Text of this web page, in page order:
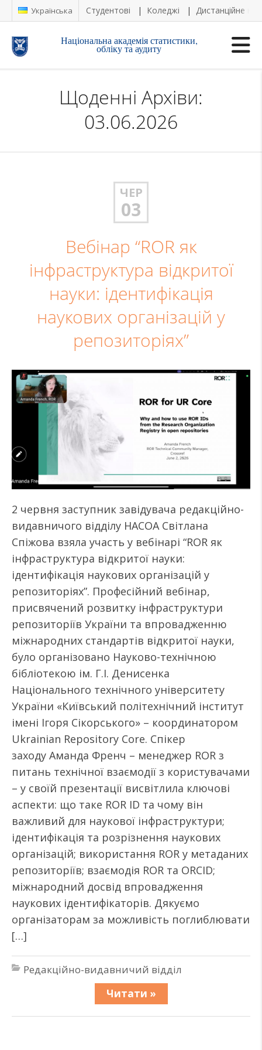
Українська Студентові Коледжі Дистанційне
Національна академія статистики,
обліку та аудиту
Щоденні Архіви:
03.06.2026
ЧЕР
03
Вебінар “ROR як
інфраструктура відкритої
науки: ідентифікація
наукових організацій у
репозиторіях”
2 червня заступник завідувача редакційно-
видавничого відділу НАСОА Світлана
Спіжова взяла участь у вебінарі “ROR як
інфраструктура відкритої науки:
ідентифікація наукових організацій у
репозиторіях”. Професійний вебінар,
присвячений розвитку інфраструктури
репозиторіїв України та впровадженню
міжнародних стандартів відкритої науки,
було організовано Науково-технічною
бібліотекою ім. Г.І. Денисенка
Національного технічного університету
України «Київський політехнічний інститут
імені Ігоря Сікорського» – координатором
Ukrainian Repository Core. Спікер
заходу Аманда Френч – менеджер ROR з
питань технічної взаємодії з користувачами
– у своїй презентації висвітлила ключові
аспекти: що таке ROR ID та чому він
важливий для наукової інфраструктури;
ідентифікація та розрізнення наукових
організацій; використання ROR у метаданих
репозиторіїв; взаємодія ROR та ORCID;
міжнародний досвід впровадження
наукових ідентифікаторів. Дякуємо
організаторам за можливість поглиблювати
[…]
Редакційно-видавничий відділ
Читати »